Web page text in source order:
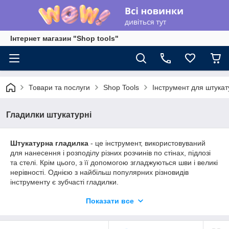
Інтернет магазин "Shop tools"
Товари та послуги Shop Tools Інструмент для
Гладилки штукатурні
Штукатурна гладилка - це інструмент, використовуваний
для нанесення і розподілу різних розчинів по стінах, підлозі
та стелі. Крім цього, з її допомогою згладжуються шви і великі
нерівності. Однією з найбільш популярних різновидів
інструменту є зубчасті гладилки.
прямокутний сталевий аркуш з ручкою. Застосовується
Показати все